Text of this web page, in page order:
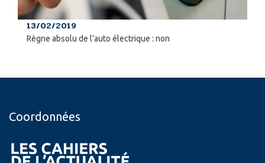
13/02/2019
Règne absolu de l’auto électrique : non
Coordonnées